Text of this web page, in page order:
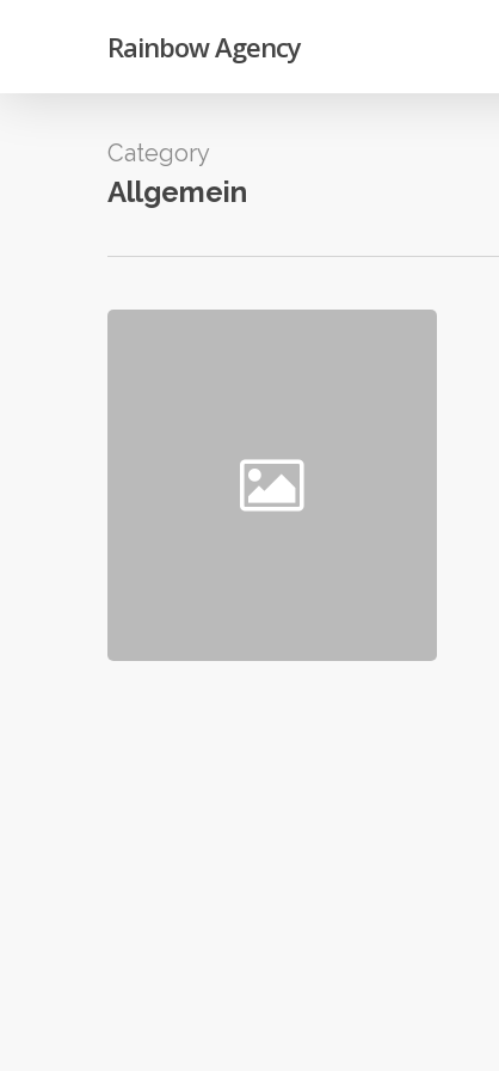
main
Rainbow Agency
Category
Allgemein